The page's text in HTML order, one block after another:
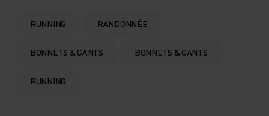
RUNNING RANDONNÉE
BONNETS & GANTS BONNETS & GANTS
RUNNING